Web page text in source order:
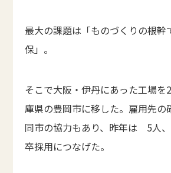
最大の課題は「ものづくりの根幹
保」。
そこで大阪・伊丹にあった工場を
庫県の豊岡市に移した。雇用先の
同市の協力もあり、昨年は 5人
卒採用につなげた。